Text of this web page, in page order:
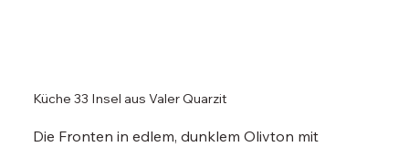
Küche 33 Insel aus Valer Quarzit
Die Fronten in edlem, dunklem Olivton mit